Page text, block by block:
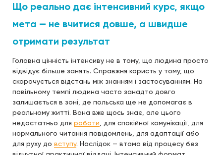
Що реально дає інтенсивний курс, якщо
мета — не вчитися довше, а швидше
отримати результат
Головна цінність інтенсиву не в тому, що людина просто
відвідує більше занять. Справжня користь у тому, що
скорочується відстань між знанням і застосуванням. На
повільному темпі людина часто занадто довго
залишається в зоні, де польська ще не допомагає в
реальному житті. Вона вже щось знає, але цього
недостатньо для роботи , для спокійної комунікації, для
нормального читання повідомлень, для адаптації або
для руху до вступу. Наслідок — втома від процесу без